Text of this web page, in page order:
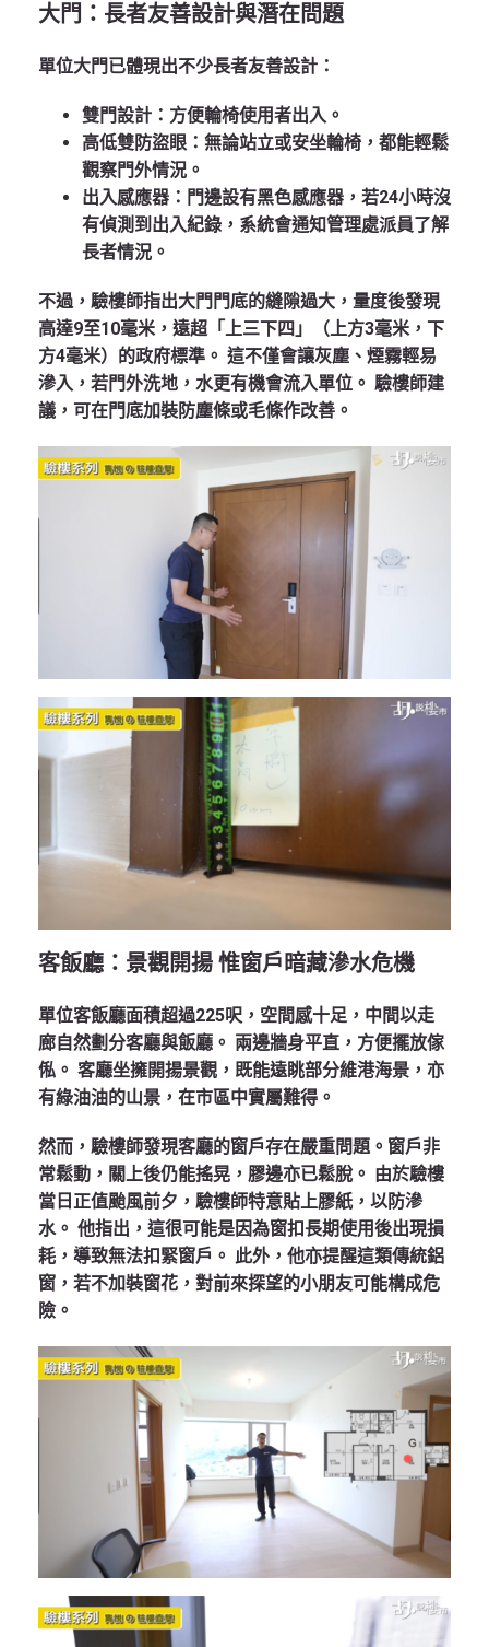
大門：長者友善設計與潛在問題
單位大門已體現出不少長者友善設計：
雙門設計 ：方便輪椅使用者出入。
高低雙防盜眼 ：無論站立或安坐輪椅，都能輕鬆
觀察門外情況。
出入感應器 ：門邊設有黑色感應器，若24小時沒
有偵測到出入紀錄，系統會通知管理處派員了解
長者情況。
不過，驗樓師指出大門門底的縫隙過大，量度後發現
高達9至10毫米，遠超「上三下四」（上方3毫米，下
方4毫米）的政府標準。 這不僅會讓灰塵、煙霧輕易
滲入，若門外洗地，水更有機會流入單位。 驗樓師建
議，可在門底加裝防塵條或毛條作改善。
客飯廳：景觀開揚 惟窗戶暗藏滲水危機
單位客飯廳面積超過225呎，空間感十足，中間以走
廊自然劃分客廳與飯廳。 兩邊牆身平直，方便擺放傢
俬。 客廳坐擁開揚景觀，既能遠眺部分維港海景，亦
有綠油油的山景，在市區中實屬難得。
然而，驗樓師發現客廳的窗戶存在嚴重問題。窗戶非
常鬆動，關上後仍能搖晃，膠邊亦已鬆脫。 由於驗樓
當日正值颱風前夕，驗樓師特意貼上膠紙，以防滲
水。 他指出，這很可能是因為窗扣長期使用後出現損
耗，導致無法扣緊窗戶。 此外，他亦提醒這類傳統鋁
窗，若不加裝窗花，對前來探望的小朋友可能構成危
險。